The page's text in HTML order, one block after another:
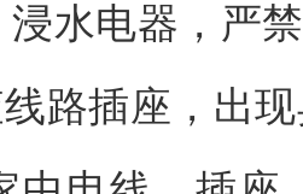
水电器，严
路插座，出